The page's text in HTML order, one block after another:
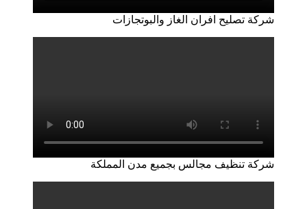
شركة تصليح افران الغاز والبوتجازات
شركة تنظيف مجالس بجميع مدن المملكة